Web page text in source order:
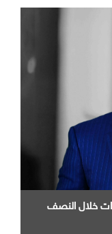
الإيرادات خلال النصف